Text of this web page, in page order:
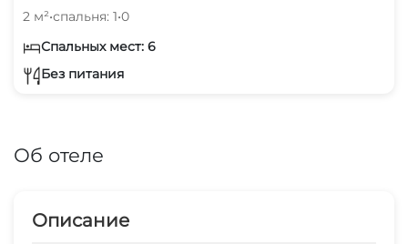
2 м²•спальня: 1•0
Спальных мест: 6
Без питания
Об отеле
Описание